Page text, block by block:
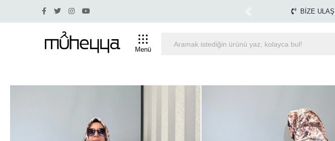
Yüzde 30 ve üstü indirim olan ürünlerde iade ve değişim yapılmamaktadır.1500 TL
Menü